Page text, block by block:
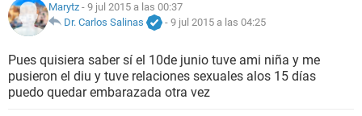
NUTRICIÓN
BIENESTAR
Marytz - 9 jul 2015 a las 00:37
Dr. Carlos Salinas
- 9 jul 2015 a las 04:25
Pues quisiera saber sí el 10de junio tuve ami niña y me
pusieron el diu y tuve relaciones sexuales alos 15 días
puedo quedar embarazada otra vez